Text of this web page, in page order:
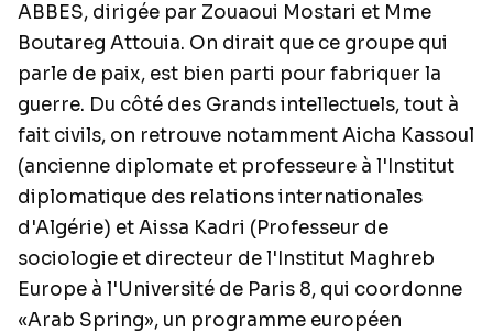
ABBES, dirigée par Zouaoui Mostari et Mme
Boutareg Attouia. On dirait que ce groupe qui
parle de paix, est bien parti pour fabriquer la
guerre. Du côté des Grands intellectuels, tout à
fait civils, on retrouve notamment Aicha Kassoul
(ancienne diplomate et professeure à l'Institut
diplomatique des relations internationales
d'Algérie) et Aissa Kadri (Professeur de
sociologie et directeur de l'Institut Maghreb
Europe à l'Université de Paris 8, qui coordonne
«Arab Spring», un programme européen